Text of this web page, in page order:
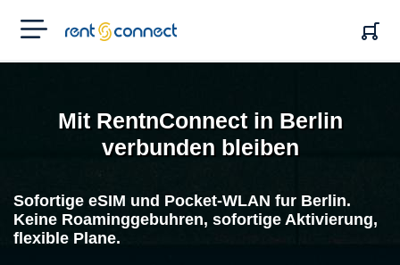
RENT'N
CONNECT
Mit RentnConnect in Berlin
verbunden bleiben
Sofortige eSIM und Pocket-WLAN fur Berlin.
Keine Roaminggebuhren, sofortige Aktivierung,
flexible Plane.